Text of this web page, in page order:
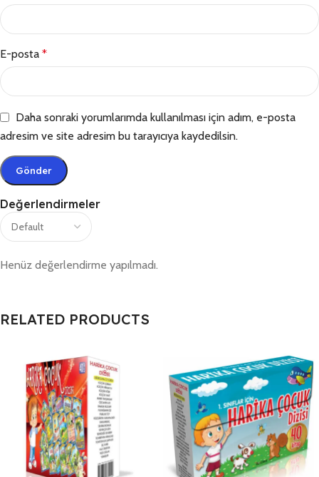
Değerlendirmeler
Henüz değerlendirme yapılmadı.
E-posta *
Daha sonraki yorumlarımda kullanılması için adım, e-posta
adresim ve site adresim bu tarayıcıya kaydedilsin.
RELATED PRODUCTS